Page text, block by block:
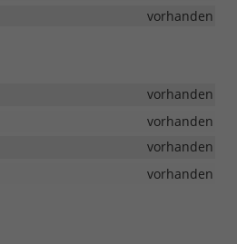
vorhanden
vorhanden
vorhanden
vorhanden
vorhanden